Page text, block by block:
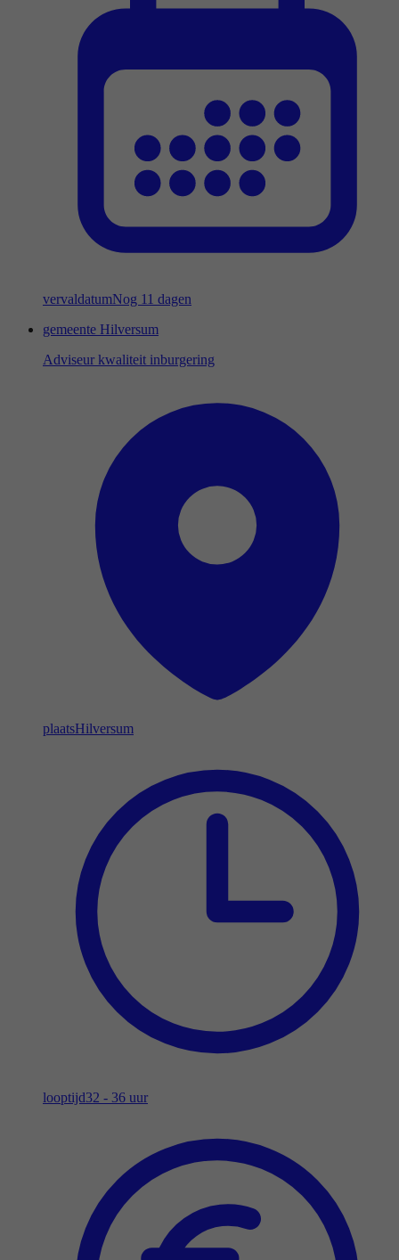
vervaldatumNog 11 dagen
gemeente Hilversum
Adviseur kwaliteit inburgering
plaatsHilversum
looptijd32 - 36 uur